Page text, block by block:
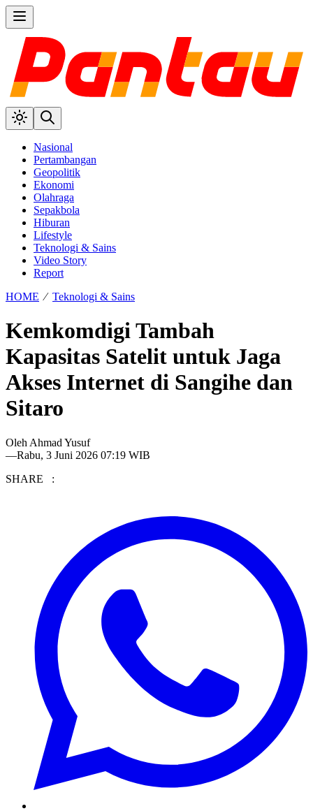
Nasional
Pertambangan
Geopolitik
Ekonomi
Olahraga
Sepakbola
Hiburan
Lifestyle
Teknologi & Sains
Video Story
Report
HOME ⁄ Teknologi & Sains
Kemkomdigi Tambah
Kapasitas Satelit untuk Jaga
Akses Internet di Sangihe dan
Sitaro
Oleh Ahmad Yusuf
—Rabu, 3 Juni 2026 07:19 WIB
SHARE :